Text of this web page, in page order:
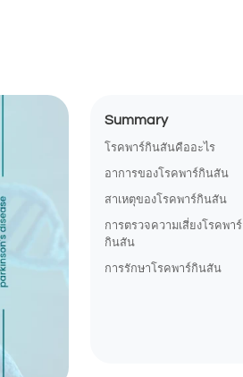
Summary
โรคพาร์กินสันคืออะไร
อาการของโรคพาร์กินสัน
สาเหตุของโรคพาร์กินสัน
การตรวจความเสี่ยงโรคพาร์
กินสัน
การรักษาโรคพาร์กินสัน